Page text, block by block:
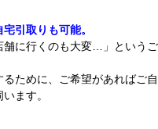
引取りも可能。
舗に行くのも大変…」というご
ために、ご希望があればご自
ます。